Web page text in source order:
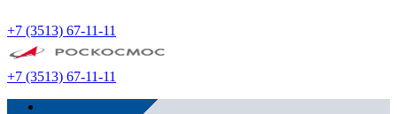
+7 (3513) 67-11-11
+7 (3513) 67-11-11